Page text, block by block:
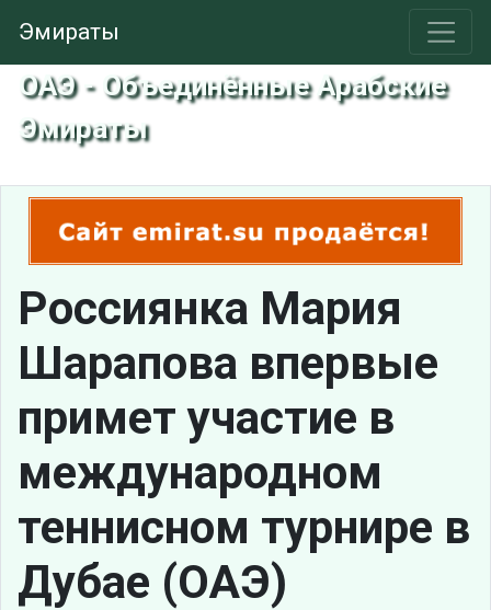
Эмираты
ОАЭ - Объединённые Арабские
Эмираты
Россиянка Мария
Шарапова впервые
примет участие в
международном
теннисном турнире в
Дубае (ОАЭ)